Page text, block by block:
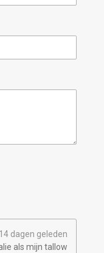
14 dagen geleden
als mijn tallow